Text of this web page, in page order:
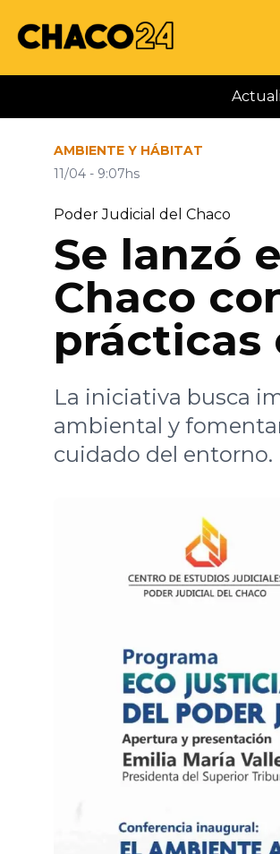
AMBIENTE Y HÁBITAT
11/04 - 9:07hs
Poder Judicial del Chaco
Se lanzó
Chaco
prácticas
La iniciativa busca
ambiental y
cuidado del entorno.